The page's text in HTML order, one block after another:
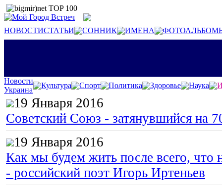
НОВОСТИСТАТЬИ СОННИК ИМЕНА
Новости
Украина
Культура Спорт Политика Здоровье Наука
19 Января 2016
Советский Союз - затянувшийся на
19 Января 2016
Как мы будем жить после всего, что
- российский поэт Игорь Иртеньев